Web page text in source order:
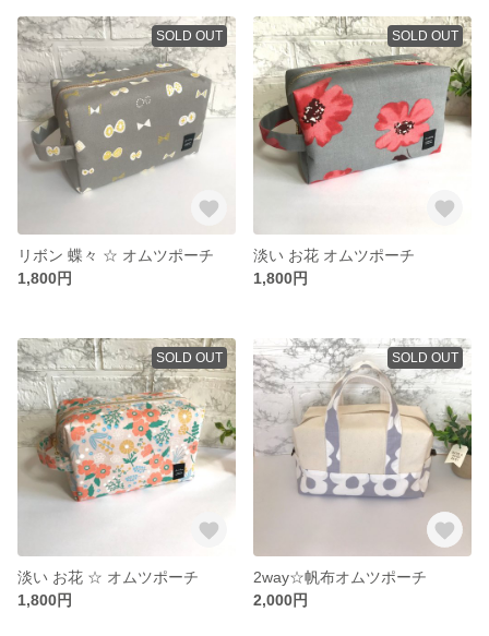
SOLD OUT
リボン 蝶々 ☆ オムツポーチ
1,800円
SOLD OUT
淡い お花 オムツポーチ
1,800円
SOLD OUT
淡い お花 ☆ オムツポーチ
1,800円
SOLD OUT
2way☆帆布オムツポーチ
2,000円